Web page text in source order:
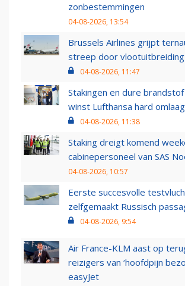
zonbestemmingen
04-08-2026, 13:54
Brussels Airlines grijpt
streep door vlootuitbreiding
04-08-2026, 11:47
Stakingen en dure
winst Lufthansa hard omlaag
04-08-2026, 11:38
Staking dreigt komend
cabinepersoneel van SAS
04-08-2026, 10:57
Eerste succesvolle
zelfgemaakt Russisch
04-08-2026, 9:54
Air France-KLM aast op
reizigers van ‘hoofdpijn
easyJet